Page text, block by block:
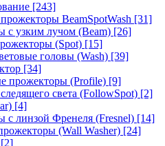
[243]
BeamSpotWash [31]
с узким лучом (Beam) [26]
(Spot) [15]
головы (Wash) [39]
[34]
прожекторы (Profile) [9]
света (FollowSpot) [2]
[4]
с линзой Френеля (Fresnel) [14]
(Wall Washer) [24]
[2]